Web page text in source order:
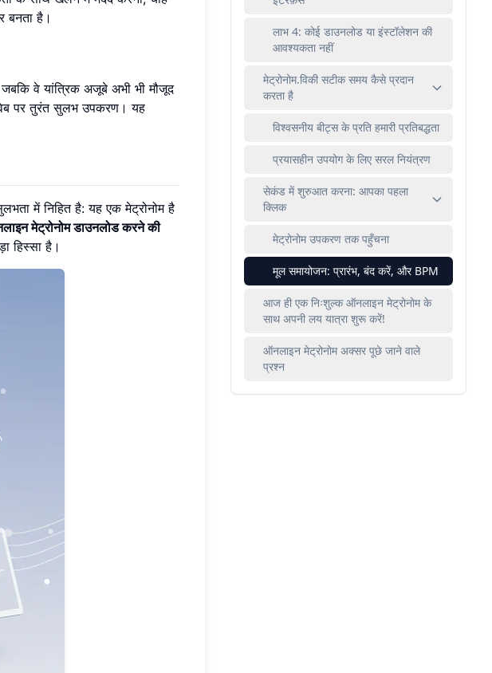
बनता है।
वे यांत्रिक अजूबे अभी भी मौजूद
पर तुरंत सुलभ उपकरण। यह
में निहित है: यह एक मेट्रोनोम है
मेट्रोनोम डाउनलोड करने की
हिस्सा है।
लाभ 4: कोई डाउनलोड या इंस्टॉलेशन की
आवश्यकता नहीं
मेट्रोनोम.विकी सटीक समय कैसे प्रदान
करता है
विश्वसनीय बीट्स के प्रति हमारी प्रतिबद्धता
प्रयासहीन उपयोग के लिए सरल नियंत्रण
सेकंड में शुरुआत करना: आपका पहला
क्लिक
मेट्रोनोम उपकरण तक पहुँचना
मूल समायोजन: प्रारंभ, बंद करें, और BPM
आज ही एक निःशुल्क ऑनलाइन मेट्रोनोम के
साथ अपनी लय यात्रा शुरू करें!
ऑनलाइन मेट्रोनोम अक्सर पूछे जाने वाले
प्रश्न